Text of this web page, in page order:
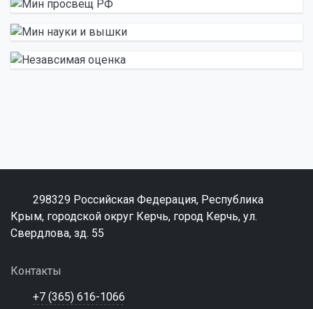
298329 Российская Федерация, Республика
Крым, городской округ Керчь, город Керчь, ул.
Свердлова, зд. 55
Контакты
+7 (365) 616-1066